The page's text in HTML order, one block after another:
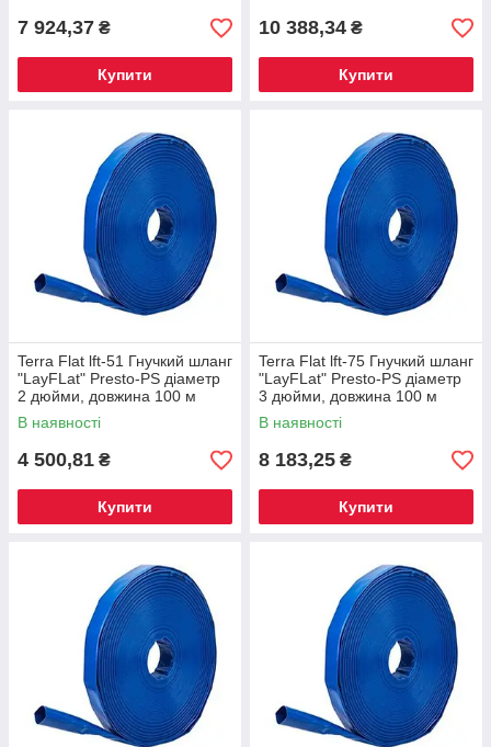
7 924,37 ₴
Купити
10 388,34 ₴
Купити
Terra Flat lft-51 Гнучкий шланг
"LayFLat" Presto-PS діаметр
2 дюйми, довжина 100 м
(TFL-51)
В наявності
4 500,81 ₴
Купити
Terra Flat lft-75 Гнучкий шланг
"LayFLat" Presto-PS діаметр
3 дюйми, довжина 100 м
(TFL-75)
В наявності
8 183,25 ₴
Купити